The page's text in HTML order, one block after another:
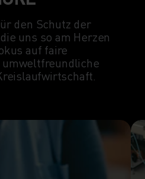
den Schutz der
uns so am Herzen
auf faire
umweltfreundliche